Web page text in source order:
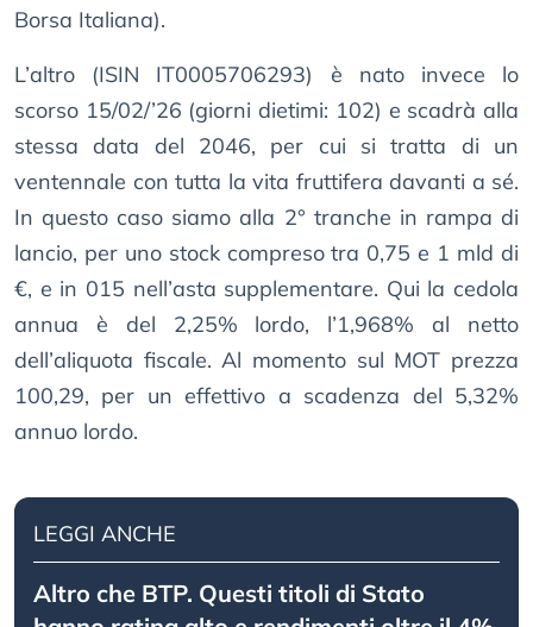
Borsa Italiana).
L’altro (ISIN IT0005706293) è nato invece lo
scorso 15/02/’26 (giorni dietimi: 102) e scadrà alla
stessa data del 2046, per cui si tratta di un
ventennale con tutta la vita fruttifera davanti a sé.
In questo caso siamo alla 2° tranche in rampa di
lancio, per uno stock compreso tra 0,75 e 1 mld di
€, e in 015 nell’asta supplementare. Qui la cedola
annua è del 2,25% lordo, l’1,968% al netto
dell’aliquota fiscale. Al momento sul MOT prezza
100,29, per un effettivo a scadenza del 5,32%
annuo lordo.
LEGGI ANCHE
Altro che BTP. Questi titoli di Stato